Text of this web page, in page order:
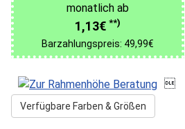
monatlich ab
1,13€ **)
Barzahlungspreis: 49,99€

Verfügbare Farben & Größen